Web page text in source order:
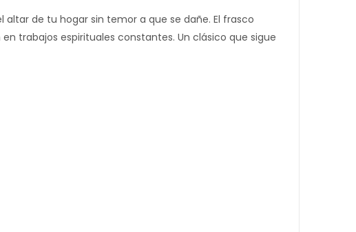
de tu hogar sin temor a que se dañe. El frasco
trabajos espirituales constantes. Un clásico que sigue